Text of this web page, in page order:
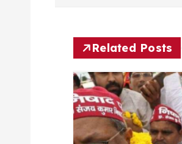
Related Posts